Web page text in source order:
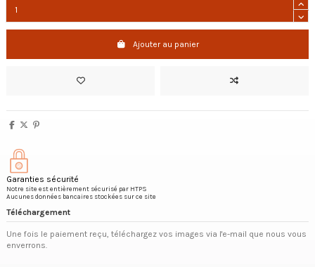
Ajouter au panier
Garanties sécurité
Notre site est entièrement sécurisé par HTPS
Aucunes données bancaires stockées sur ce site
Téléchargement
Une fois le paiement reçu, téléchargez vos images via l'e-mail que nous vous
enverrons.